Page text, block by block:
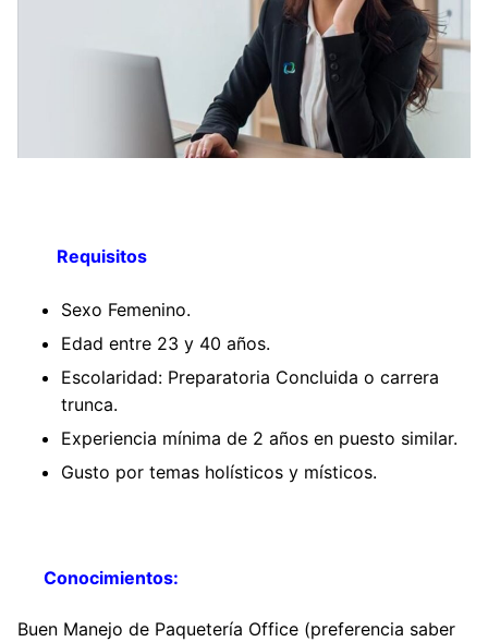
Requisitos
Sexo Femenino.
Edad entre 23 y 40 años.
Escolaridad: Preparatoria Concluida o carrera
trunca.
Experiencia mínima de 2 años en puesto similar.
Gusto por temas holísticos y místicos.
Conocimientos:
Buen Manejo de Paquetería Office (preferencia saber